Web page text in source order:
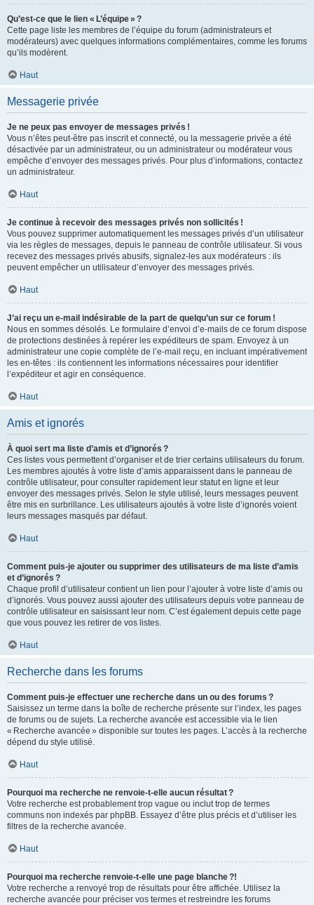
Qu’est-ce que le lien « L’équipe » ?
Cette page liste les membres de l’équipe du forum (administrateurs et
modérateurs) avec quelques informations complémentaires, comme les forums
qu’ils modèrent.
Haut
Messagerie privée
Je ne peux pas envoyer de messages privés !
Vous n’êtes peut-être pas inscrit et connecté, ou la messagerie privée a été
désactivée par un administrateur, ou un administrateur ou modérateur vous
empêche d’envoyer des messages privés. Pour plus d’informations, contactez
un administrateur.
Haut
Je continue à recevoir des messages privés non sollicités !
Vous pouvez supprimer automatiquement les messages privés d’un utilisateur
via les règles de messages, depuis le panneau de contrôle utilisateur. Si vous
recevez des messages privés abusifs, signalez-les aux modérateurs : ils
peuvent empêcher un utilisateur d’envoyer des messages privés.
Haut
J’ai reçu un e-mail indésirable de la part de quelqu’un sur ce forum !
Nous en sommes désolés. Le formulaire d’envoi d’e-mails de ce forum dispose
de protections destinées à repérer les expéditeurs de spam. Envoyez à un
administrateur une copie complète de l’e-mail reçu, en incluant impérativement
les en-têtes : ils contiennent les informations nécessaires pour identifier
l’expéditeur et agir en conséquence.
Haut
Amis et ignorés
À quoi sert ma liste d’amis et d’ignorés ?
Ces listes vous permettent d’organiser et de trier certains utilisateurs du forum.
Les membres ajoutés à votre liste d’amis apparaissent dans le panneau de
contrôle utilisateur, pour consulter rapidement leur statut en ligne et leur
envoyer des messages privés. Selon le style utilisé, leurs messages peuvent
être mis en surbrillance. Les utilisateurs ajoutés à votre liste d’ignorés voient
leurs messages masqués par défaut.
Haut
Comment puis-je ajouter ou supprimer des utilisateurs de ma liste d’amis
et d’ignorés ?
Chaque profil d’utilisateur contient un lien pour l’ajouter à votre liste d’amis ou
d’ignorés. Vous pouvez aussi ajouter des utilisateurs depuis votre panneau de
contrôle utilisateur en saisissant leur nom. C’est également depuis cette page
que vous pouvez les retirer de vos listes.
Haut
Recherche dans les forums
Comment puis-je effectuer une recherche dans un ou des forums ?
Saisissez un terme dans la boîte de recherche présente sur l’index, les pages
de forums ou de sujets. La recherche avancée est accessible via le lien
« Recherche avancée » disponible sur toutes les pages. L’accès à la recherche
dépend du style utilisé.
Haut
Pourquoi ma recherche ne renvoie-t-elle aucun résultat ?
Votre recherche est probablement trop vague ou inclut trop de termes
communs non indexés par phpBB. Essayez d’être plus précis et d’utiliser les
filtres de la recherche avancée.
Haut
Pourquoi ma recherche renvoie-t-elle une page blanche ?!
Votre recherche a renvoyé trop de résultats pour être affichée. Utilisez la
recherche avancée pour préciser vos termes et restreindre les forums